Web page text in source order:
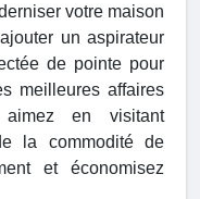
votre maison
un aspirateur
de pointe pour
meilleures affaires
en visitant
la commodité de
et économisez